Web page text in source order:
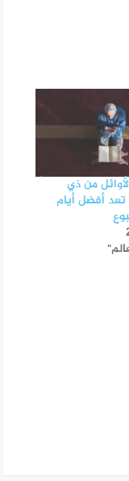
من ذي
تعد أفضل أيام